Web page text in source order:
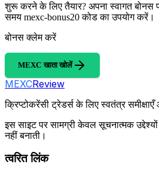
शुरू करने के लिए तैयार? अपना स्वागत बोनस
समय mexc-bonus20 कोड का उपयोग करें।
बोनस क्लेम करें
MEXC खाता खोलें
MEXCReview
क्रिप्टोकरेंसी ट्रेडर्स के लिए स्वतंत्र
इस साइट पर सामग्री केवल सूचनात्मक
नहीं बनाती।
त्वरित लिंक